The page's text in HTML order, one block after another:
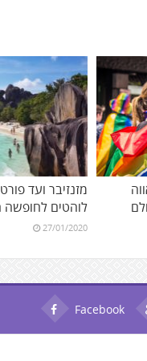
מזנזיבר ועד
לוהטים
27/01/2020
Facebook